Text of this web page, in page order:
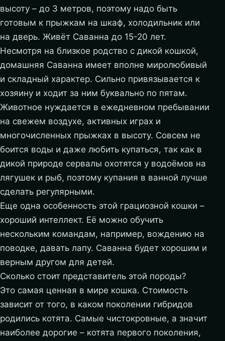
высоту – до 3 метров, поэтому надо быть
готовым к прыжкам на шкаф, холодильник или
на дверь. Живёт Саванна до 15-20 лет.
Несмотря на близкое родство с дикой кошкой,
домашняя Саванна имеет вполне миролюбивый
и складный характер. Сильно привязывается к
хозяину и ходит за ним буквально по пятам.
Животное нуждается в ежедневном пребывании
на свежем воздухе, активных играх и
многочисленных прыжках в высоту. Совсем не
боится воды и даже любить купаться, так как в
дикой природе сервалы охотятся у водоёмов на
лягушек и рыб, поэтому купания в ванной лучше
сделать регулярными.
Еще одна особенность этой грациозной кошки –
хороший интеллект. Её можно обучить
нескольким командам, например, вождению на
поводке, давать лапу. Саванна будет хорошим и
верным другом для детей.
Сколько стоит представитель этой породы?
Это самая ценная в мире кошка. Стоимость
зависит от того, в каком поколении гибридов
родились котята. Самые чистокровные, а значит
наиболее дорогие – котята первого поколения,